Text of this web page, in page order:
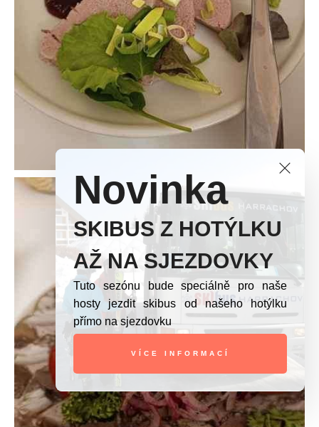
Novinka
SKIBUS Z HOTÝLKU
AŽ NA SJEZDOVKY
Tuto sezónu bude speciálně pro naše
hosty jezdit skibus od našeho hotýlku
přímo na sjezdovku
VÍCE INFORMACÍ